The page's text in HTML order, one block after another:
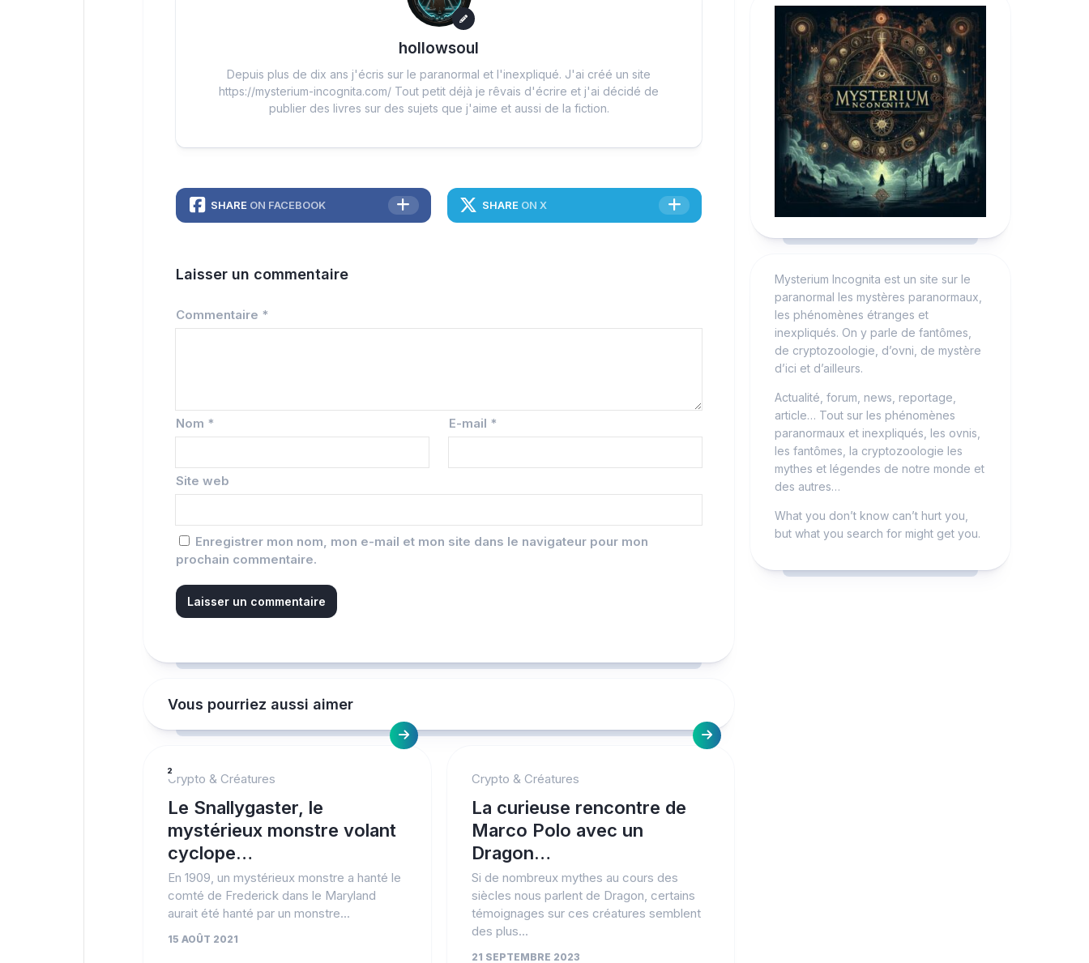
hollowsoul
Depuis plus de dix ans j'écris sur le paranormal et l'inexpliqué. J'ai créé un site
https://mysterium-incognita.com/ Tout petit déjà je rêvais d'écrire et j'ai décidé de
publier des livres sur des sujets que j'aime et aussi de la fiction.
SHARE ON FACEBOOK SHARE ON X
Laisser un commentaire
Commentaire *
Nom * E-mail *
Site web
Enregistrer mon nom, mon e-mail et mon site dans le navigateur pour mon
prochain commentaire.
Vous pourriez aussi aimer
2
Crypto & Créatures
Le Snallygaster, le
mystérieux monstre volant
cyclope…
En 1909, un mystérieux monstre a hanté le
comté de Frederick dans le Maryland
aurait été hanté par un monstre...
15 AOÛT 2021
Crypto & Créatures
La curieuse rencontre de
Marco Polo avec un
Dragon…
Si de nombreux mythes au cours des
siècles nous parlent de Dragon, certains
témoignages sur ces créatures semblent
des plus...
21 SEPTEMBRE 2023
Mysterium Incognita est un site sur le
paranormal les mystères paranormaux,
les phénomènes étranges et
inexpliqués. On y parle de fantômes,
de cryptozoologie, d’ovni, de mystère
d’ici et d’ailleurs.
Actualité, forum, news, reportage,
article… Tout sur les phénomènes
paranormaux et inexpliqués, les ovnis,
les fantômes, la cryptozoologie les
mythes et légendes de notre monde et
des autres…
What you don’t know can’t hurt you,
but what you search for might get you.